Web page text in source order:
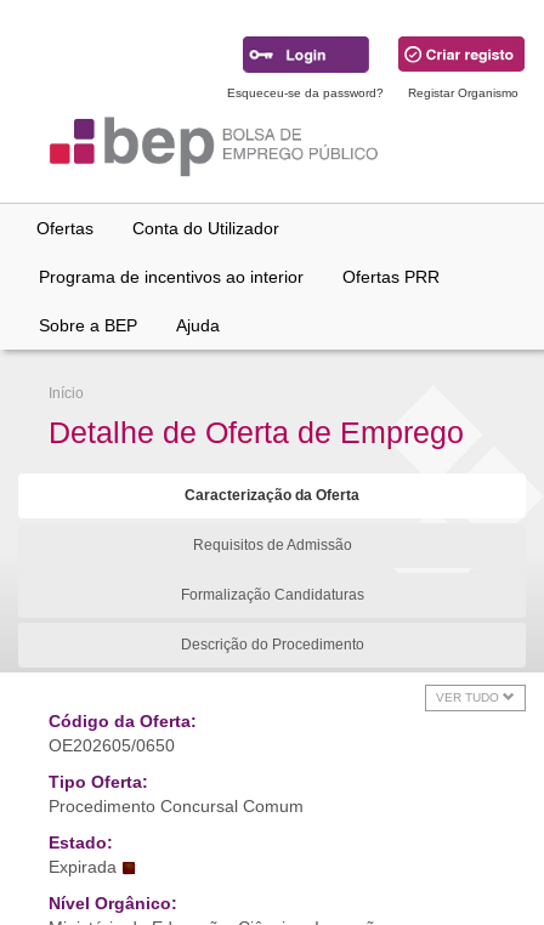
Esqueceu-se da password? Registar Organismo
Ofertas Conta do Utilizador
Programa de incentivos ao interior Ofertas PRR
Sobre a BEP Ajuda
Início
Detalhe de Oferta de Emprego
Caracterização da Oferta
Requisitos de Admissão
Formalização Candidaturas
Descrição do Procedimento
VER TUDO
Código da Oferta:
OE202605/0650
Tipo Oferta:
Procedimento Concursal Comum
Estado:
Expirada
Nível Orgânico: